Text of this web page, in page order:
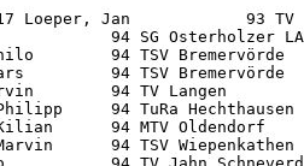
Loeper, Jan            93 TV
94 SG Osterholzer
94 TSV
94 TSV
94 TV Langen
94 TuRa
Kilian      94 MTV Oldendorf
94 TSV